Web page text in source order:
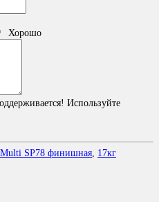
Хорошо
Используйте
SP78 финишная 17кг